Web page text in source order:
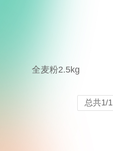
全麦粉2.5kg
总共1/1